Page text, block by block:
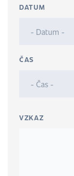
DATUM
ČAS
VZKAZ